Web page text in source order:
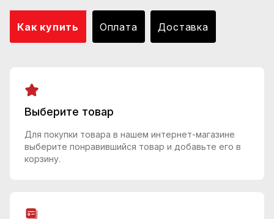
Как купить Оплата Доставка
Выберите товар
Для покупки товара в нашем интернет-магазине
выберите понравившийся товар и добавьте его в
корзину.